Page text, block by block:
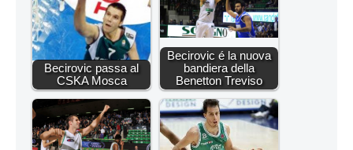
Becirovic passa al
CSKA Mosca
Becirovic é la nuova
bandiera della
Benetton Treviso